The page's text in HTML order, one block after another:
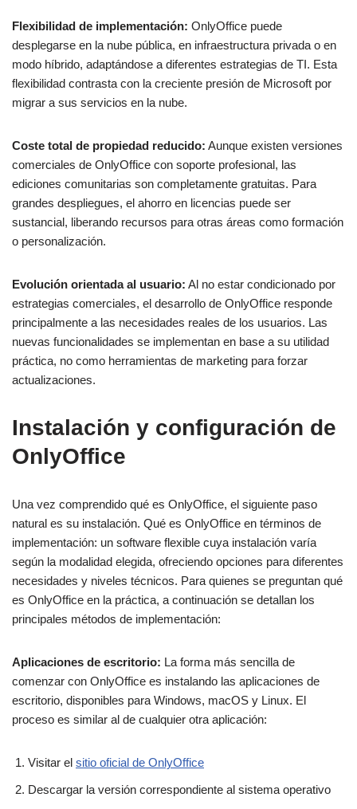
Flexibilidad de implementación: OnlyOffice puede
desplegarse en la nube pública, en infraestructura privada o en
modo híbrido, adaptándose a diferentes estrategias de TI. Esta
flexibilidad contrasta con la creciente presión de Microsoft por
migrar a sus servicios en la nube.
Coste total de propiedad reducido: Aunque existen versiones
comerciales de OnlyOffice con soporte profesional, las
ediciones comunitarias son completamente gratuitas. Para
grandes despliegues, el ahorro en licencias puede ser
sustancial, liberando recursos para otras áreas como formación
o personalización.
Evolución orientada al usuario: Al no estar condicionado por
estrategias comerciales, el desarrollo de OnlyOffice responde
principalmente a las necesidades reales de los usuarios. Las
nuevas funcionalidades se implementan en base a su utilidad
práctica, no como herramientas de marketing para forzar
actualizaciones.
Instalación y configuración de
OnlyOffice
Una vez comprendido qué es OnlyOffice, el siguiente paso
natural es su instalación. Qué es OnlyOffice en términos de
implementación: un software flexible cuya instalación varía
según la modalidad elegida, ofreciendo opciones para diferentes
necesidades y niveles técnicos. Para quienes se preguntan qué
es OnlyOffice en la práctica, a continuación se detallan los
principales métodos de implementación:
Aplicaciones de escritorio: La forma más sencilla de
comenzar con OnlyOffice es instalando las aplicaciones de
escritorio, disponibles para Windows, macOS y Linux. El
proceso es similar al de cualquier otra aplicación:
Visitar el sitio oficial de OnlyOffice
Descargar la versión correspondiente al sistema operativo